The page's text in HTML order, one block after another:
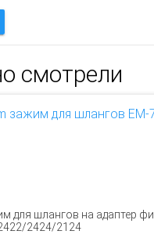
смотрели
для шлангов на адаптер
2424/2124